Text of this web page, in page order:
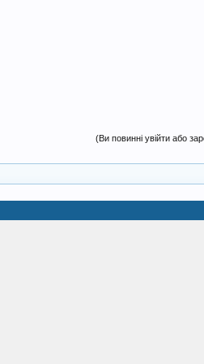
(Ви повинні увійти або